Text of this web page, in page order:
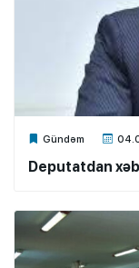
Gündəm
Xalq.Online
Deputatdan